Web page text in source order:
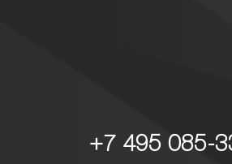
+7 495 085-